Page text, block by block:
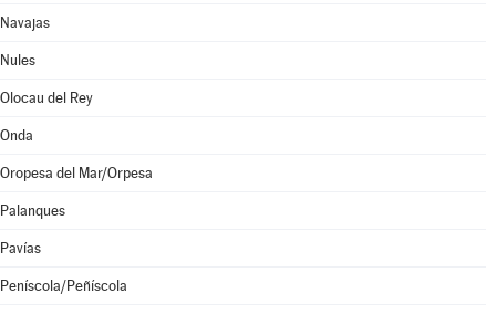
Navajas
Nules
Olocau del Rey
Onda
Oropesa del Mar/Orpesa
Palanques
Pavías
Peníscola/Peñíscola